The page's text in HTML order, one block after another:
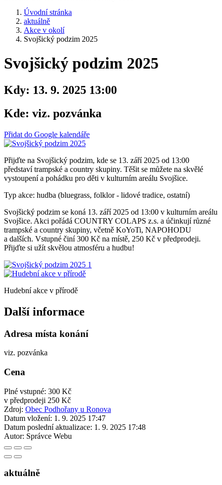
Úvodní stránka
aktuálně
Akce v okolí
Svojšický podzim 2025
Svojšický podzim 2025
Kdy: 13. 9. 2025 13:00
Kde: viz. pozvánka
Přidat do Google kalendáře
Přijďte na Svojšický podzim, kde se 13. září 2025 od 13:00
představí trampské a country skupiny. Těšit se můžete na skvělé
vystoupení a pohádku pro děti v kulturním areálu Svojšice.
Typ akce: hudba (bluegrass, folklor - lidové tradice, ostatní)
Svojšický podzim se koná 13. září 2025 od 13:00 v kulturním areálu
Svojšice. Akci pořádá COUNTRY COLAPS z.s. a účinkují různé
trampské a country skupiny, včetně KoYoTi, NAPOHODU
a dalších. Vstupné činí 300 Kč na místě, 250 Kč v předprodeji.
Přijďte si užít skvělou atmosféru a hudbu!
Hudební akce v přírodě
Další informace
Adresa místa konání
viz. pozvánka
Cena
Plné vstupné: 300 Kč
v předprodeji 250 Kč
Zdroj: Obec Podhořany u Ronova
Datum vložení: 1. 9. 2025 17:47
Datum poslední aktualizace: 1. 9. 2025 17:48
Autor: Správce Webu
aktuálně